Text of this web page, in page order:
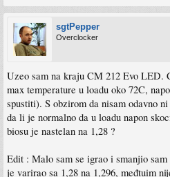
sgtPepper
Overclocker
Uzeo sam na kraju CM 212 Evo LED.
max temperature u loadu oko 72C,
spustiti). S obzirom da nisam odavno
da li je normalno da u loadu napon
biosu je nastelan na 1,28 ?
Edit : Malo sam se igrao i smanjio sam
je varirao sa 1,28 na 1,296, međtuim